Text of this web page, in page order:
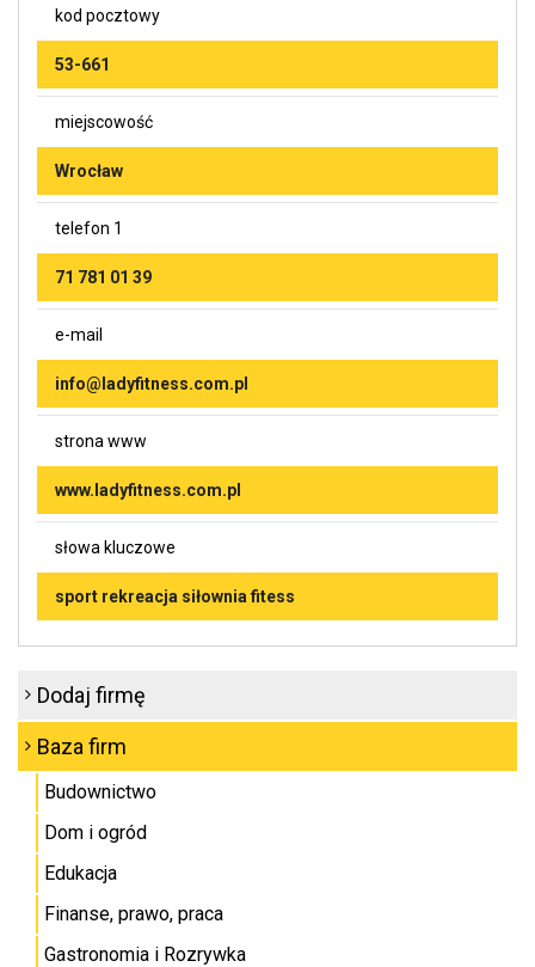
kod pocztowy
53-661
miejscowość
Wrocław
telefon 1
71 781 01 39
e-mail
info@ladyfitness.com.pl
strona www
www.ladyfitness.com.pl
słowa kluczowe
sport rekreacja siłownia fitess
Dodaj firmę
Baza firm
Budownictwo
Dom i ogród
Edukacja
Finanse, prawo, praca
Gastronomia i Rozrywka